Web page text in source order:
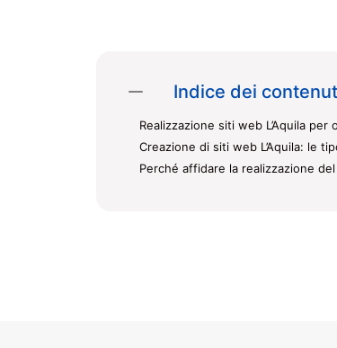
Indice dei
Realizzazione siti web L’Aquila
Creazione di siti web L’Aquila: le
Perché affidare la realizzazione